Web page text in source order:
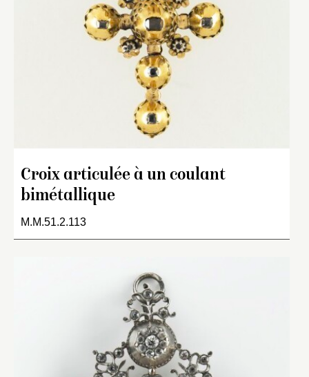
Croix articulée à un coulant
bimétallique
M.M.51.2.113